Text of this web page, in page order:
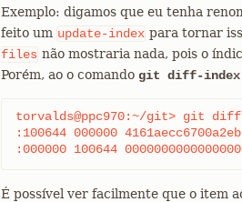
Exemplo: digamos que eu tenha
feito um update-index para tornar
files não mostraria nada, pois o
Porém, ao o comando git diff-index
torvalds@ppc970:~/git> git diff-
:100644 000000
É possível ver facilmente que o item